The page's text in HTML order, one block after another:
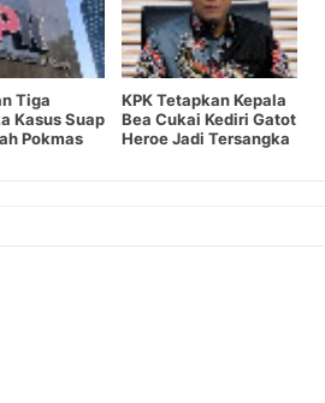
Tiga
Kasus Suap
Pokmas
KPK Tetapkan Kepala
Bea Cukai Kediri Gatot
Heroe Jadi Tersangka